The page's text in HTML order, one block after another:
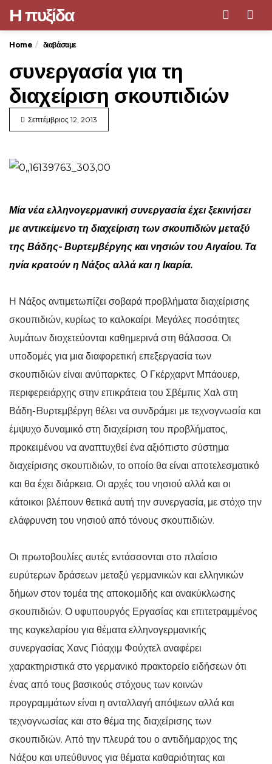
H πυξίδα
Home διαβάσαμε
συνεργασία για τη
διαχείριση σκουπιδιών
Σεπτέμβριος 12, 2013
Μία νέα ελληνογερμανική συνεργασία έχει ξεκινήσει
με αντικείμενο τη διαχείριση των σκουπιδιών μεταξύ
της Βάδης- Βυρτεμβέργης και νησιών του Αιγαίου. Τα
ηνία κρατούν η Νάξος αλλά και η Ικαρία.
Η Νάξος αντιμετωπίζει σοβαρά προβλήματα διαχείρισης
σκουπιδιών, κυρίως το καλοκαίρι. Μεγάλες ποσότητες
λυμάτων διοχετεύονται καθημερινά στη θάλασσα. Οι
υποδομές για μια διαφορετική επεξεργασία των
σκουπιδιών είναι ανύπαρκτες. Ο Γκέρχαρντ Μπάουερ,
περιφερειάρχης στην επικράτεια του Σβέμπις Χαλ στη
Βάδη-Bυρτεμβέργη θέλει να συνδράμει με τεχνογνωσία και
έμψυχο δυναμικό στη διαχείριση του προβλήματος,
προκειμένου να αναπτυχθεί ένα αξιόπιστο σύστημα
διαχείρισης σκουπιδιών, το οποίο θα είναι αποτελεσματικό
και θα έχει διάρκεια. Οι αρχές του νησιού αλλά και οι
κάτοικοι βλέπουν θετικά αυτή την συνεργασία, με στόχο την
ελάφρυνση του νησιού από τόνους σκουπιδιών.
Οι πρωτοβουλίες αυτές εντάσσονται στο πλαίσιο
ευρύτερων δράσεων μεταξύ γερμανικών και ελληνικών
δήμων στον τομέα της αποκομιδής και ανακύκλωσης
σκουπιδιών. Ο υφυπουργός Εργασίας και επιτετραμμένος
της καγκελαρίου για θέματα ελληνογερμανικής
συνεργασίας Χανς Γιόαχιμ Φούχτελ αναφέρει
χαρακτηριστικά στο γερμανικό πρακτορείο ειδήσεων ότι
ένας από τους βασικούς στόχους των κοινών
προγραμμάτων είναι η ανταλλαγή απόψεων αλλά και
τεχνογνωσίας και στο θέμα της διαχείρισης των
σκουπιδιών. Από την πλευρά του ο αντιδήμαρχος της
Νάξου και υπεύθυνος για θέματα καθαριότητας και